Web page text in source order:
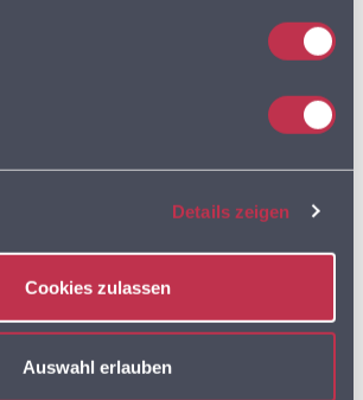
Details zeigen
Cookies zulassen
Auswahl erlauben
DER SUPERMÄRKTE IN DEUTSCHLAND
FLOTTENPLANUNG
LEBENSMITTELDATEN